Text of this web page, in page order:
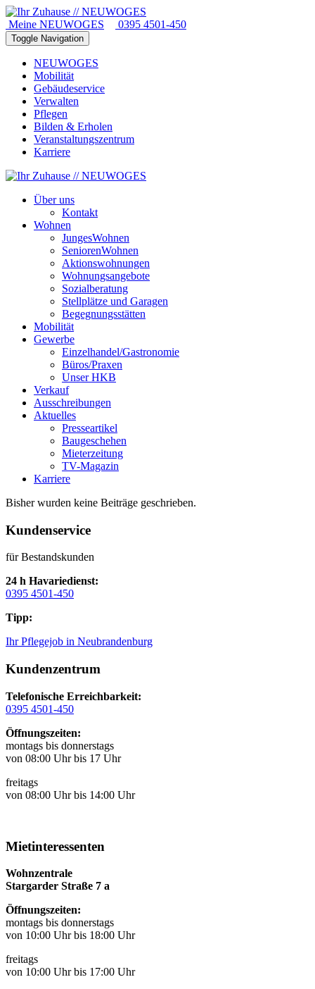
Meine NEUWOGES 0395 4501-450
Toggle Navigation
NEUWOGES
Mobilität
Gebäudeservice
Verwalten
Pflegen
Bilden & Erholen
Veranstaltungszentrum
Karriere
Über uns
Kontakt
Wohnen
JungesWohnen
SeniorenWohnen
Aktionswohnungen
Wohnungsangebote
Sozialberatung
Stellplätze und Garagen
Begegnungsstätten
Mobilität
Gewerbe
Einzelhandel/Gastronomie
Büros/Praxen
Unser HKB
Verkauf
Ausschreibungen
Aktuelles
Presseartikel
Baugeschehen
Mieterzeitung
TV-Magazin
Karriere
Bisher wurden keine Beiträge geschrieben.
Kundenservice
für Bestandskunden
24 h Havariedienst:
0395 4501-450
Tipp:
Ihr Pflegejob in Neubrandenburg
Kundenzentrum
Telefonische Erreichbarkeit:
0395 4501-450
Öffnungszeiten:
montags bis donnerstags
von 08:00 Uhr bis 17 Uhr
freitags
von 08:00 Uhr bis 14:00 Uhr
Mietinteressenten
Wohnzentrale
Stargarder Straße 7 a
Öffnungszeiten:
montags bis donnerstags
von 10:00 Uhr bis 18:00 Uhr
freitags
von 10:00 Uhr bis 17:00 Uhr